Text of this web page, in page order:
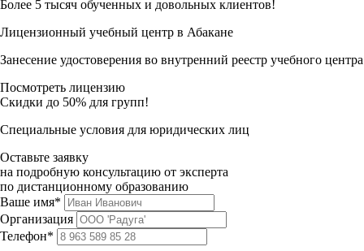
Более 5 тысяч обученных и довольных клиентов!
Лицензионный учебный центр в Абакане
Занесение удостоверения во внутренний реестр учебного центра
Посмотреть лицензию
Скидки до 50% для групп!
Специальные условия для юридических лиц
Оставьте заявку
на подробную консультацию от эксперта
по дистанционному образованию
Ваше имя*
Организация
Телефон*